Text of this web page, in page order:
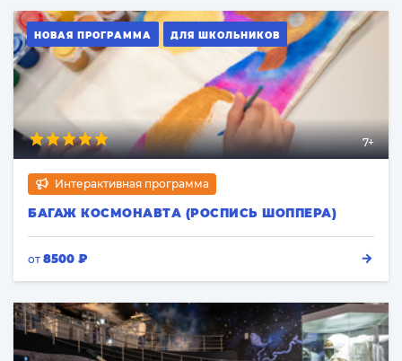
НОВАЯ ПРОГРАММА ДЛЯ ШКОЛЬНИКОВ
7+
Интерактивная программа
БАГАЖ КОСМОНАВТА (РОСПИСЬ ШОППЕРА)
от 8500 ₽